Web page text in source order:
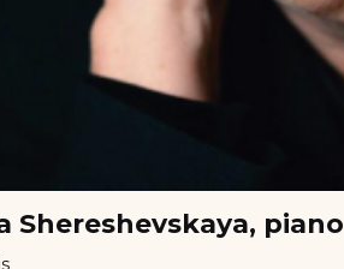
Shereshevskaya, piano